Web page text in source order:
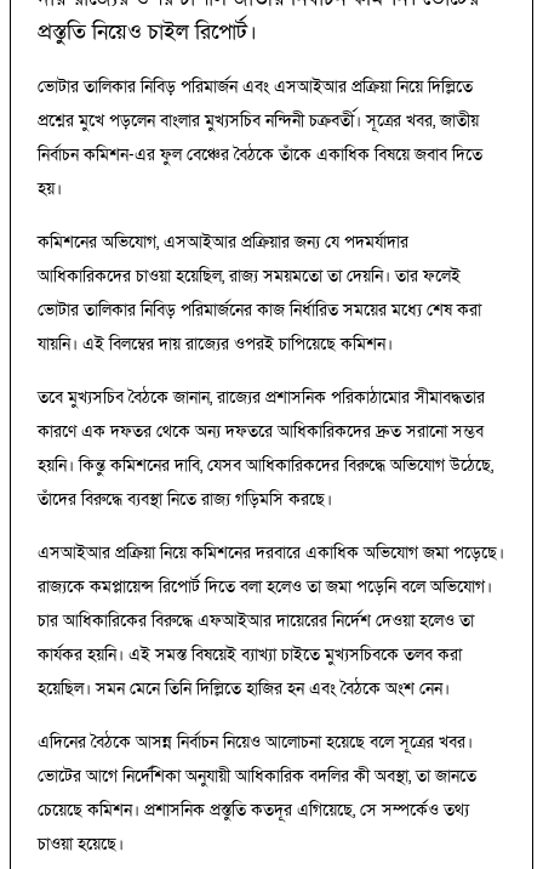
প্রস্তুতি নিয়েও চাইল রিপোর্ট।
ভোটার তালিকার নিবিড় পরিমার্জন এবং এসআইআর প্রক্রিয়া নিয়ে দিল্লিতে
প্রশ্নের মুখে পড়লেন বাংলার মুখ্যসচিব নন্দিনী চক্রবর্তী। সূত্রের খবর, জাতীয়
নির্বাচন কমিশন-এর ফুল বেঞ্চের বৈঠকে তাঁকে একাধিক বিষয়ে জবাব দিতে
হয়।
কমিশনের অভিযোগ, এসআইআর প্রক্রিয়ার জন্য যে পদমর্যাদার
আধিকারিকদের চাওয়া হয়েছিল, রাজ্য সময়মতো তা দেয়নি। তার ফলেই
ভোটার তালিকার নিবিড় পরিমার্জনের কাজ নির্ধারিত সময়ের মধ্যে শেষ করা
যায়নি। এই বিলম্বের দায় রাজ্যের ওপরই চাপিয়েছে কমিশন।
তবে মুখ্যসচিব বৈঠকে জানান, রাজ্যের প্রশাসনিক পরিকাঠামোর সীমাবদ্ধতার
কারণে এক দফতর থেকে অন্য দফতরে আধিকারিকদের দ্রুত সরানো সম্ভব
হয়নি। কিন্তু কমিশনের দাবি, যেসব আধিকারিকদের বিরুদ্ধে অভিযোগ উঠেছে,
তাঁদের বিরুদ্ধে ব্যবস্থা নিতে রাজ্য গড়িমসি করছে।
এসআইআর প্রক্রিয়া নিয়ে কমিশনের দরবারে একাধিক অভিযোগ জমা পড়েছে।
রাজ্যকে কমপ্লায়েন্স রিপোর্ট দিতে বলা হলেও তা জমা পড়েনি বলে অভিযোগ।
চার আধিকারিকের বিরুদ্ধে এফআইআর দায়েরের নির্দেশ দেওয়া হলেও তা
কার্যকর হয়নি। এই সমস্ত বিষয়েই ব্যাখ্যা চাইতে মুখ্যসচিবকে তলব করা
হয়েছিল। সমন মেনে তিনি দিল্লিতে হাজির হন এবং বৈঠকে অংশ নেন।
এদিনের বৈঠকে আসন্ন নির্বাচন নিয়েও আলোচনা হয়েছে বলে সূত্রের খবর।
ভোটের আগে নির্দেশিকা অনুযায়ী আধিকারিক বদলির কী অবস্থা, তা জানতে
চেয়েছে কমিশন। প্রশাসনিক প্রস্তুতি কতদূর এগিয়েছে, সে সম্পর্কেও তথ্য
চাওয়া হয়েছে।